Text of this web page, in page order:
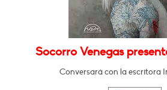
Socorro Venegas
Conversará con la escritora